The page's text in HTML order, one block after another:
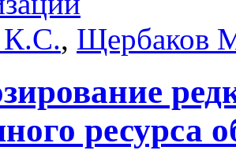
К.С., Щербаков
ресурса